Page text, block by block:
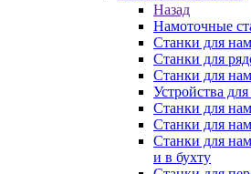
Назад
Намоточные
Станки для
Станки для
Станки для
Устройства
Станки для
Станки для
Станки для
и в бухту